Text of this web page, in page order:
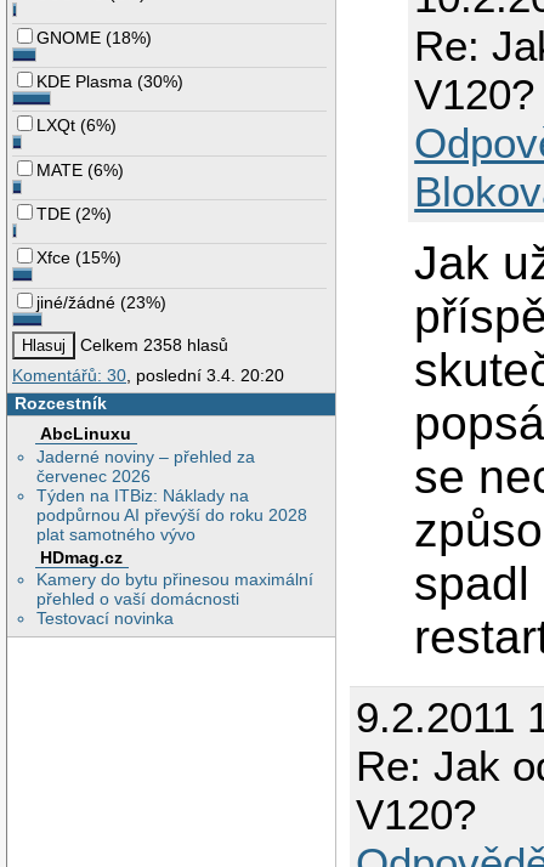
GNOME (18%)
KDE Plasma (30%)
LXQt (6%)
MATE (6%)
TDE (2%)
Xfce (15%)
jiné/žádné (23%)
Celkem 2358 hlasů
Komentářů: 30, poslední 3.4. 20:20
Rozcestník
AbcLinuxu
Jaderné noviny – přehled za
červenec 2026
Týden na ITBiz: Náklady na
podpůrnou AI převýší do roku 2028
plat samotného vývo
HDmag.cz
Kamery do bytu přinesou maximální
přehled o vaší domácnosti
Testovací novinka
Re:
V120?
Jak
se
spadl
9.2.2011
Re: Jak
V120?